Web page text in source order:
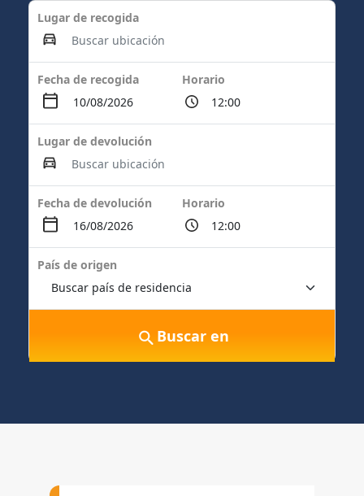
Lugar de recogida
Fecha de recogida Horario
Lugar de devolución
Fecha de devolución Horario
País de origen
Buscar en